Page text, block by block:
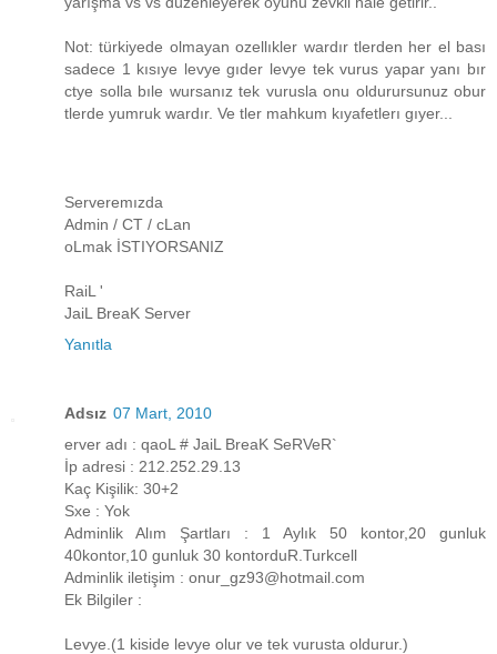
Not: türkiyede olmayan ozellıkler wardır tlerden her el bası
sadece 1 kısıye levye gıder levye tek vurus yapar yanı bır
ctye solla bıle wursanız tek vurusla onu oldurursunuz obur
tlerde yumruk wardır. Ve tler mahkum kıyafetlerı gıyer...
Serveremızda
Admin / CT / cLan
oLmak İSTIYORSANIZ
RaiL '
JaiL BreaK Server
Yanıtla
Adsız 07 Mart, 2010
erver adı : qaoL # JaiL BreaK SeRVeR`
İp adresi : 212.252.29.13
Kaç Kişilik: 30+2
Sxe : Yok
Adminlik Alım Şartları : 1 Aylık 50 kontor,20 gunluk
40kontor,10 gunluk 30 kontorduR.Turkcell
Adminlik iletişim : onur_gz93@hotmail.com
Ek Bilgiler :
Levye.(1 kiside levye olur ve tek vurusta oldurur.)